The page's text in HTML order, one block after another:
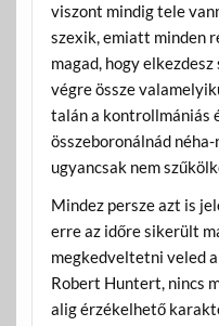
viszont mindig tele
szexik, emiatt minden
magad, hogy
végre össze
talán a kontrollmániás
összeboronálnád
ugyancsak nem
Mindez persze azt is
erre az időre sikerült
megkedveltetni veled
Robert Huntert, nincs
alig érzékelhető